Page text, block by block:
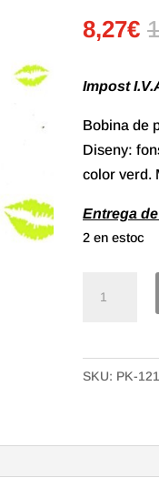
8,27€
Impost
Bobina de
Diseny:
color verd.
Entrega
2 en estoc
Polipropilè
transparent
SKU: PK-